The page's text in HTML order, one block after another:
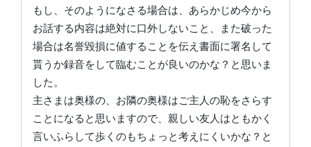
もし、そのようになさる場合は、あらかじめ今から
お話する内容は絶対に口外しないこと、また破った
場合は名誉毀損に値することを伝え書面に署名して
貰うか録音をして臨むことが良いのかな？と思いま
した。
主さまは奥様の、お隣の奥様はご主人の恥をさらす
ことになると思いますので、親しい友人はともかく
言いふらして歩くのもちょっと考えにくいかな？と